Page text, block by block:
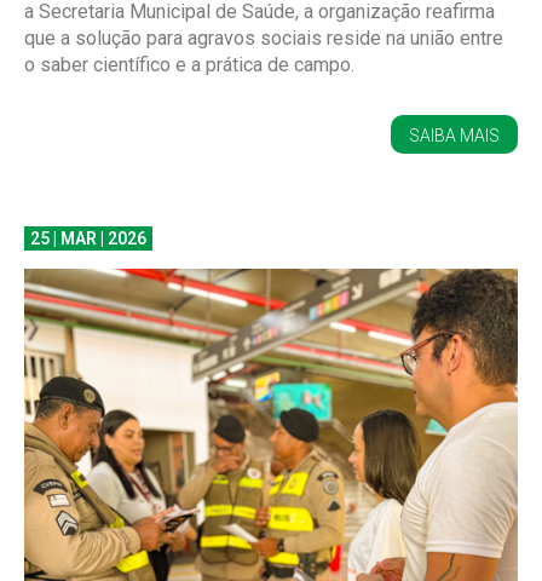
a Secretaria Municipal de Saúde, a organização reafirma
que a solução para agravos sociais reside na união entre
o saber científico e a prática de campo.
SAIBA MAIS
25 | MAR | 2026